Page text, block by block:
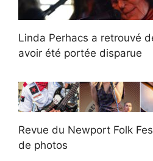
Linda Perhacs a retrouvé
avoir été portée disparue
Revue du Newport Folk
de photos